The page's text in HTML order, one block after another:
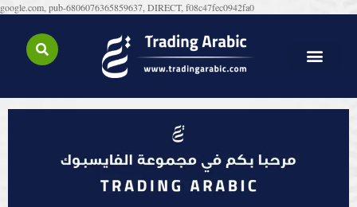
google.com, pub-6806076365859637, DIRECT, f08c47fec0942fa0